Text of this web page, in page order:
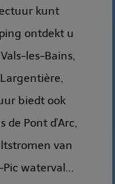
kunt
ontdekt u
les-Bains,
biedt ook
Pont d'Arc,
van
waterval...